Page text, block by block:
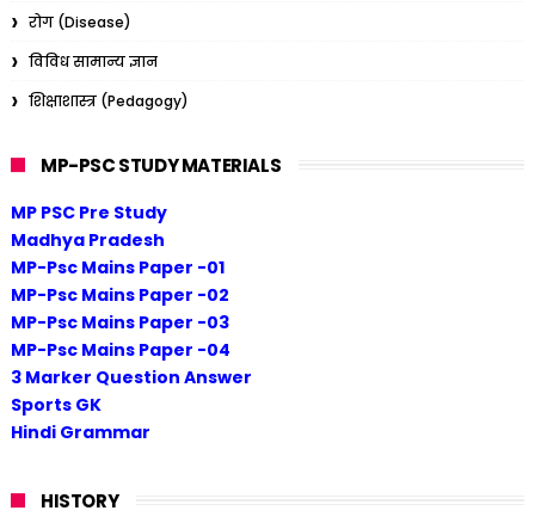
रोग (Disease)
विविध सामान्य ज्ञान
शिक्षाशास्त्र (Pedagogy)
MP-PSC STUDY MATERIALS
MP PSC Pre Study
Madhya Pradesh
MP-Psc Mains Paper -01
MP-Psc Mains Paper -02
MP-Psc Mains Paper -03
MP-Psc Mains Paper -04
3 Marker Question Answer
Sports GK
Hindi Grammar
HISTORY